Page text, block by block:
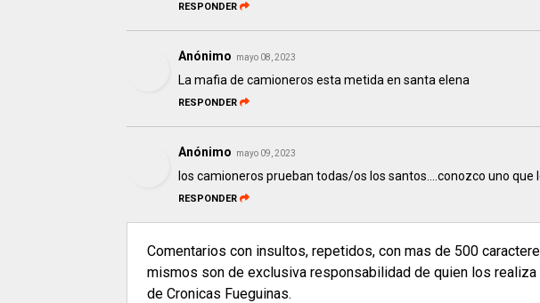
RESPONDER
Anónimo mayo 08, 2023
La mafia de camioneros esta metida en santa elena
RESPONDER
Anónimo mayo 09, 2023
los camioneros prueban todas/os los santos....conozco uno que
RESPONDER
Comentarios con insultos, repetidos, con mas de 500
mismos son de exclusiva responsabilidad de quien los
de Cronicas Fueguinas.